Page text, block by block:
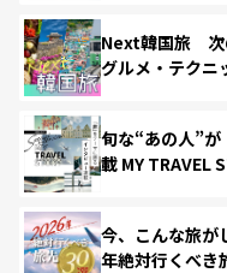
Next韓国旅 次
グルメ・テクニ
旬な“あの人”
載 MY TRAVEL
今、こんな旅が
年絶対行くべき